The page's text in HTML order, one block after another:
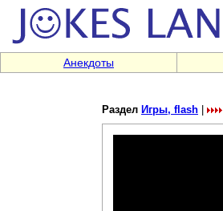
Анекдоты
Раздел Игры, flash